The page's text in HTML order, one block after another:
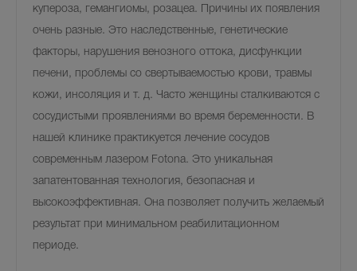
купероза, гемангиомы, розацеа. Причины их появления
очень разные. Это наследственные, генетические
факторы, нарушения венозного оттока, дисфункции
печени, проблемы со свертываемостью крови, травмы
кожи, инсоляция и т. д. Часто женщины сталкиваются с
сосудистыми проявлениями во время беременности. В
нашей клинике практикуется лечение сосудов
современным лазером Fotona. Это уникальная
запатентованная технология, безопасная и
высокоэффективная. Она позволяет получить желаемый
результат при минимальном реабилитационном
периоде.